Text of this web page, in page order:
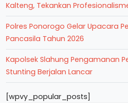
Kalteng, Tekankan
Polres Ponorogo Gelar Upacara
Pancasila Tahun 2026
Kapolsek Slahung Pengamanan
Stunting Berjalan Lancar
[wpvy_popular_posts]